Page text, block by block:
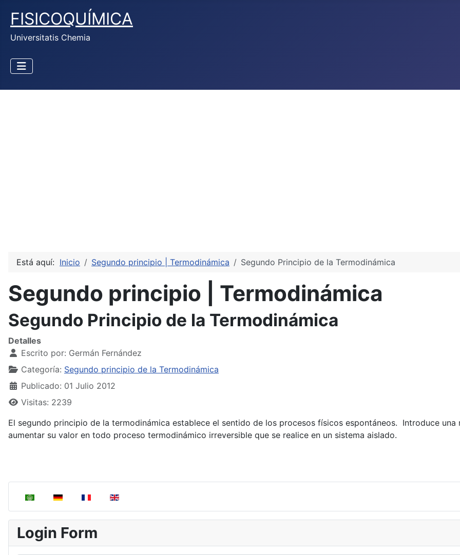
FISICOQUÍMICA
Universitatis Chemia
Seleccione su idioma
Login Form
Está aquí: Inicio Segundo principio | Termodinámica Segundo Principio de la Termodinámica
Segundo principio | Termodinámica
Segundo Principio de la Termodinámica
Detalles
Escrito por: Germán Fernández
Categoría: Segundo principio de la Termodinámica
Publicado: 01 Julio 2012
Visitas: 2239
El segundo principio de la termodinámica establece el sentido de los procesos físicos espontáneos. Introduce
aumentar su valor en todo proceso termodinámico irreversible que se realice en un sistema aislado.